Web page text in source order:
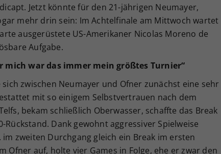
Jetzt könnte für den 21-jährigen Neumayer,
mehr drin sein: Im Achtelfinale am Mittwoch wartet
ausgerüstete US-Amerikaner Nicolas Moreno de
Aufgabe.
mich war das immer mein größtes Turnier“
zwischen Neumayer und Ofner zunächst eine sehr
mit so einigem Selbstvertrauen nach dem
bekam schließlich Oberwasser, schaffte das Break
Dank gewohnt aggressiver Spielweise
zweiten Durchgang gleich ein Break im ersten
Ofner auf, holte vier Games in Folge, ehe er zwar den